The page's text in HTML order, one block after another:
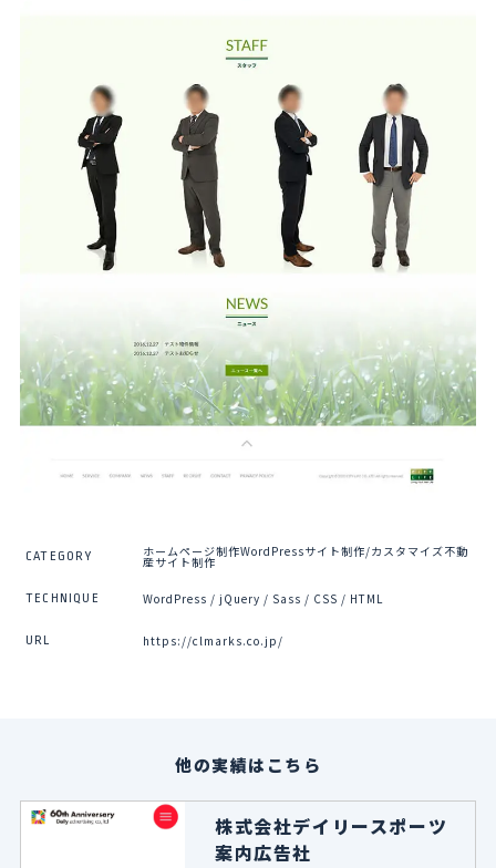
CATEGORY ホームページ制作WordPressサイト制作/カスタマイズ不動
産サイト制作
TECHNIQUE WordPress / jQuery / Sass / CSS / HTML
URL https://clmarks.co.jp/
他の実績はこちら
株式会社デイリースポーツ
案内広告社